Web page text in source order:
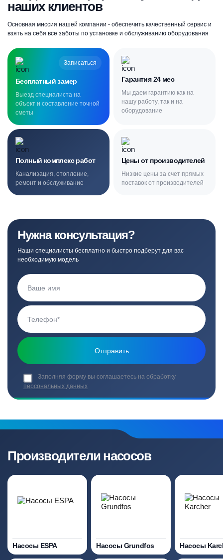
наших клиентов
Основная миссия нашей компании - обеспечить качественный сервис и
взять на себя все заботы по установке и обслуживанию оборудования
Записаться
Бесплатный замер
Выезд специалиста на
объект и составление точной
сметы
Гарантия 24 мес
Мы даем гарантию как на
нашу работу, так и на
оборудование
Полный комплекс работ
Канализация, отопление,
ремонт и обслуживание
Цены от производителей
Низкие цены за счет прямых
поставок от производителей
Нужна консультация?
Наши специалисты бесплатно и быстро подберут для вас
необходимую модель
Заполняя форму вы соглашаетесь на обработку
персональных данных
Производители насосов
Насосы ESPA Насосы Grundfos Насосы